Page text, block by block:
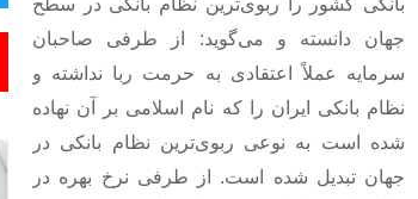
جهان دانسته و می‌گوید: از طرفی صاحبان
سرمایه عملاً اعتقادی به حرمت ربا نداشته و
نظام بانکی ایران را که نام اسلامی‌ بر آن نهاده
شده است به نوعی ربوی‌ترین نظام بانکی در
جهان تبدیل شده است. از طرفی نرخ بهره در